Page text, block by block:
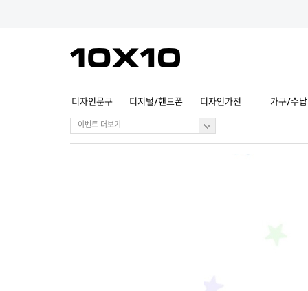
디자인문구 디지털/핸드폰 디자인가전 가구/수납
이벤트 더보기